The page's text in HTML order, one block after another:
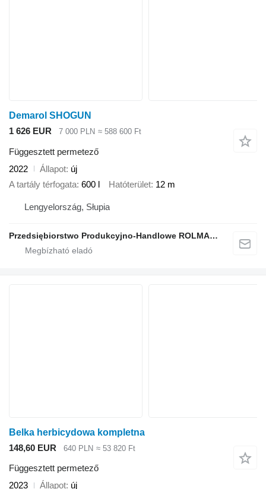
Demarol SHOGUN
1 626 EUR
7 000 PLN ≈ 588 600 Ft
Függesztett permetező
2022
Állapot új
A tartály térfogata 600 l Hatóterület 12 m
Lengyelország, Słupia
Przedsiębiorstwo Produkcyjno-Handlowe ROLMAPOL Marcin Dziekan
Belka herbicydowa kompletna
148,60 EUR
640 PLN ≈ 53 820 Ft
Függesztett permetező
2023
Állapot új